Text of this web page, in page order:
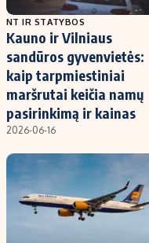
NT IR STATYBOS
Kauno ir Vilniaus
sandūros gyvenvietės:
kaip tarpmiestiniai
maršrutai keičia namų
pasirinkimą ir kainas
2026-06-16